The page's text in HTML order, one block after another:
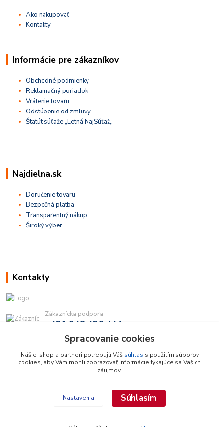
Ako nakupovať
Kontakty
Informácie pre zákazníkov
Obchodné podmienky
Reklamačný poriadok
Vrátenie tovaru
Odstúpenie od zmluvy
Štatút súťaže ,,Letná NajSúťaž,,
Najdielna.sk
Doručenie tovaru
Bezpečná platba
Transparentný nákup
Široký výber
Kontakty
Zákaznícka podpora
+421 948 436 444
(Po-Pia, 9-16 hod.)
info@najdielna.sk
Copyright © 2026 najdielna.sk
Spracovanie cookies
Náš e-shop a partneri potrebujú Váš súhlas s použitím súborov
cookies, aby Vám mohli zobrazovať informácie týkajúce sa Vašich
záujmov.
Nastavenia Súhlasím